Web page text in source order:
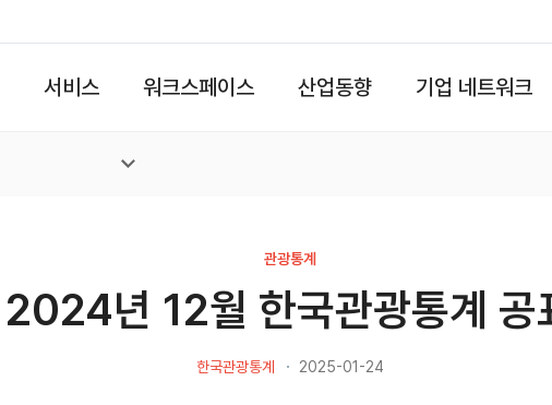
서비스 워크스페이스 산업동향 기업 네트워크
관광통계
2024년 12월 한국관광통계 공
한국관광통계 2025-01-24